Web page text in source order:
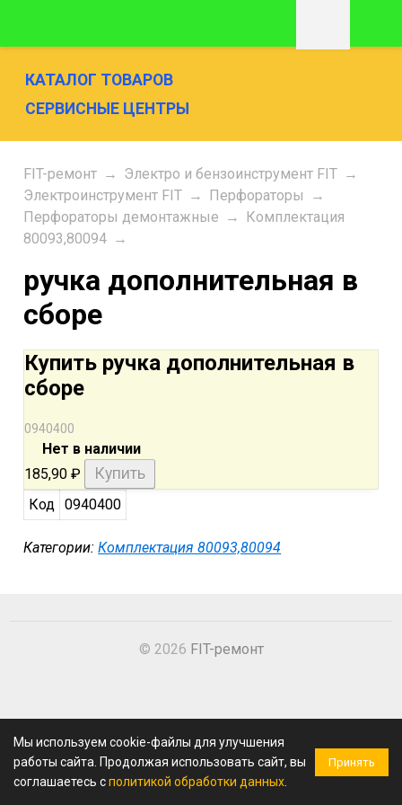
КАТАЛОГ ТОВАРОВ
СЕРВИСНЫЕ ЦЕНТРЫ
FIT-ремонт → Электро и бензоинструмент FIT →
Электроинструмент FIT → Перфораторы
→
Перфораторы демонтажные → Комплектация
80093,80094 →
ручка дополнительная в
сборе
Купить ручка дополнительная в
сборе
0940400
Нет в наличии
185,90₽
Код 0940400
Категории:Комплектация 80093,80094
© 2026 FIT-ремонт
Мы используем cookie-файлы для улучшения
работы сайта. Продолжая использовать сайт, вы
соглашаетесь сполитикой обработки данных
Принять